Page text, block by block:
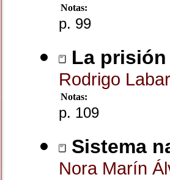
Notas:
p. 99
La
Rodrigo
Notas:
p. 109
Sistema
Nora Marín